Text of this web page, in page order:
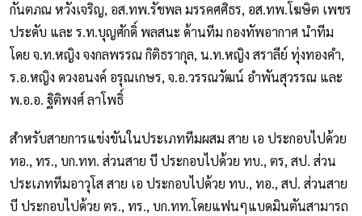
กันตภณ หวังเจริญ, อส.ทพ.รัชพล มรรคศศิธร, อส.ทพ.โฆษิต เพชร
ประดับ และ ร.ท.บุญศักดิ์ พลสนะ ด้านทีม กองทัพอากาศ นำทีม
โดย จ.ท.หญิง จงกลพรรณ กิติธรากุล, น.ท.หญิง สราลีย์ ทุ่งทองคำ,
ร.อ.หญิง ดวงอนงค์ อรุณเกษร, จ.อ.วรรณวัฒน์ อำพันสุวรรณ และ
พ.อ.อ. ฐิติพงศ์ ลาโพธิ์
สำหรับสายการแข่งขันในประเภททีมผสม สาย เอ ประกอบไปด้วย
ทอ., ทร., บก.ทท. ส่วนสาย บี ประกอบไปด้วย ทบ., ตร, สป. ส่วน
ประเภททีมอาวุโส สาย เอ ประกอบไปด้วย ทบ., ทอ., สป. ส่วนสาย
บี ประกอบไปด้วย ตร., ทร., บก.ทท.โดยแฟนๆแบดมินตันสามารถ